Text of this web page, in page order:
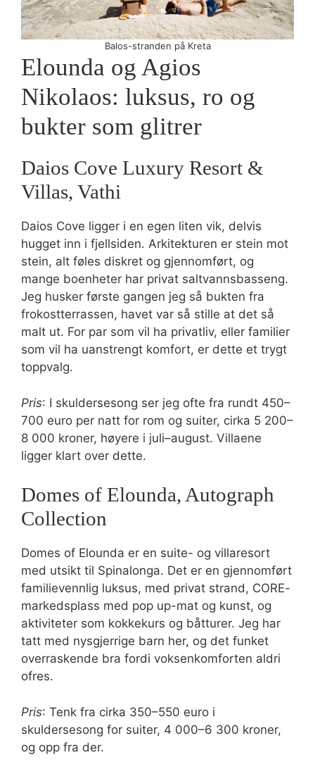
Balos-stranden på Kreta
Elounda og Agios
Nikolaos: luksus, ro og
bukter som glitrer
Daios Cove Luxury Resort &
Villas, Vathi
Daios Cove ligger i en egen liten vik, delvis
hugget inn i fjellsiden. Arkitekturen er stein mot
stein, alt føles diskret og gjennomført, og
mange boenheter har privat saltvannsbasseng.
Jeg husker første gangen jeg så bukten fra
frokostterrassen, havet var så stille at det så
malt ut. For par som vil ha privatliv, eller familier
som vil ha uanstrengt komfort, er dette et trygt
toppvalg.
Pris: I skuldersesong ser jeg ofte fra rundt 450–
700 euro per natt for rom og suiter, cirka 5 200–
8 000 kroner, høyere i juli–august. Villaene
ligger klart over dette.
Domes of Elounda, Autograph
Collection
Domes of Elounda er en suite- og villaresort
med utsikt til Spinalonga. Det er en gjennomført
familievennlig luksus, med privat strand, CORE-
markedsplass med pop up-mat og kunst, og
aktiviteter som kokkekurs og båtturer. Jeg har
tatt med nysgjerrige barn her, og det funket
overraskende bra fordi voksenkomforten aldri
ofres.
Pris: Tenk fra cirka 350–550 euro i
skuldersesong for suiter, 4 000–6 300 kroner,
og opp fra der.